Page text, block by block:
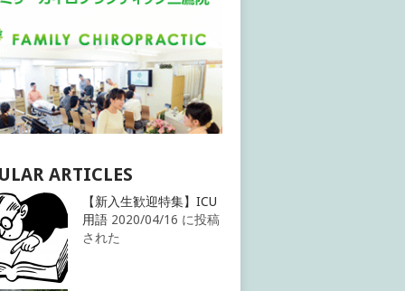
ARTICLES
【新入生歓迎特集】ICU
用語 2020/04/16 に投稿
された